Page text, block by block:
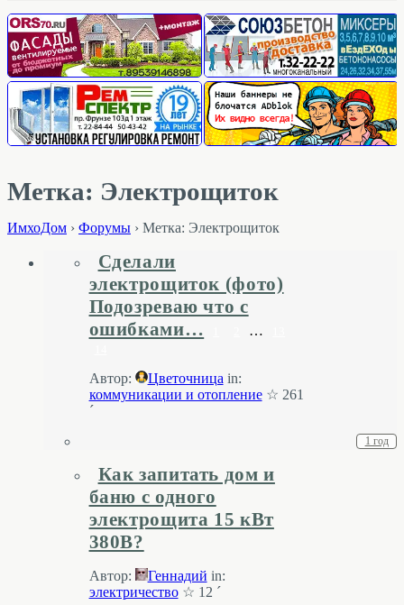
Метка: Электрощиток
ИмхоДом › Форумы › Метка: Электрощиток
Сделали
электрощиток (фото)
Подозреваю что с
ошибками…
…
Автор: Цветочница in:
коммуникации и отопление☆ 261
´
1 год
Как запитать дом и
баню с одного
электрощита 15 кВт
380В?
Автор: Геннадий in:
электричество☆ 12 ´